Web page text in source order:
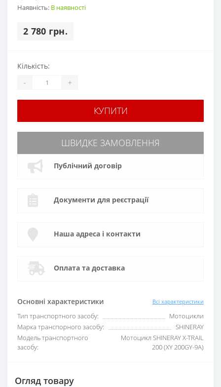
Наявність: В наявності
2 780 грн.
Основні характеристики Всі характеристики
Тип транспортного засобу:
Мотоцикли
Марка транспорного засобу:
SHINERAY
Модель транспортного
засобу:
Мотоцикл SHINERAY X-TRAIL
200 (XY 200GY-9A)
Кількість:
- +
КУПИТИ
ШВИДКЕ ЗАМОВЛЕННЯ
Публічний договір
Документи для реєстрації
Наша адреса і контакти
Оплата та доставка
Огляд товару